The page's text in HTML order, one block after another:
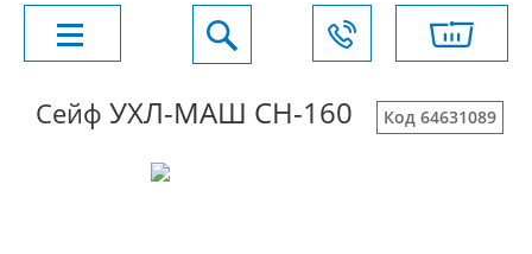
Сейф УХЛ-МАШ СН-160 Код 64631089